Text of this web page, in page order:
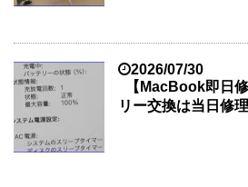
2026/07/30
【MacBook即日
リー交換は当日修